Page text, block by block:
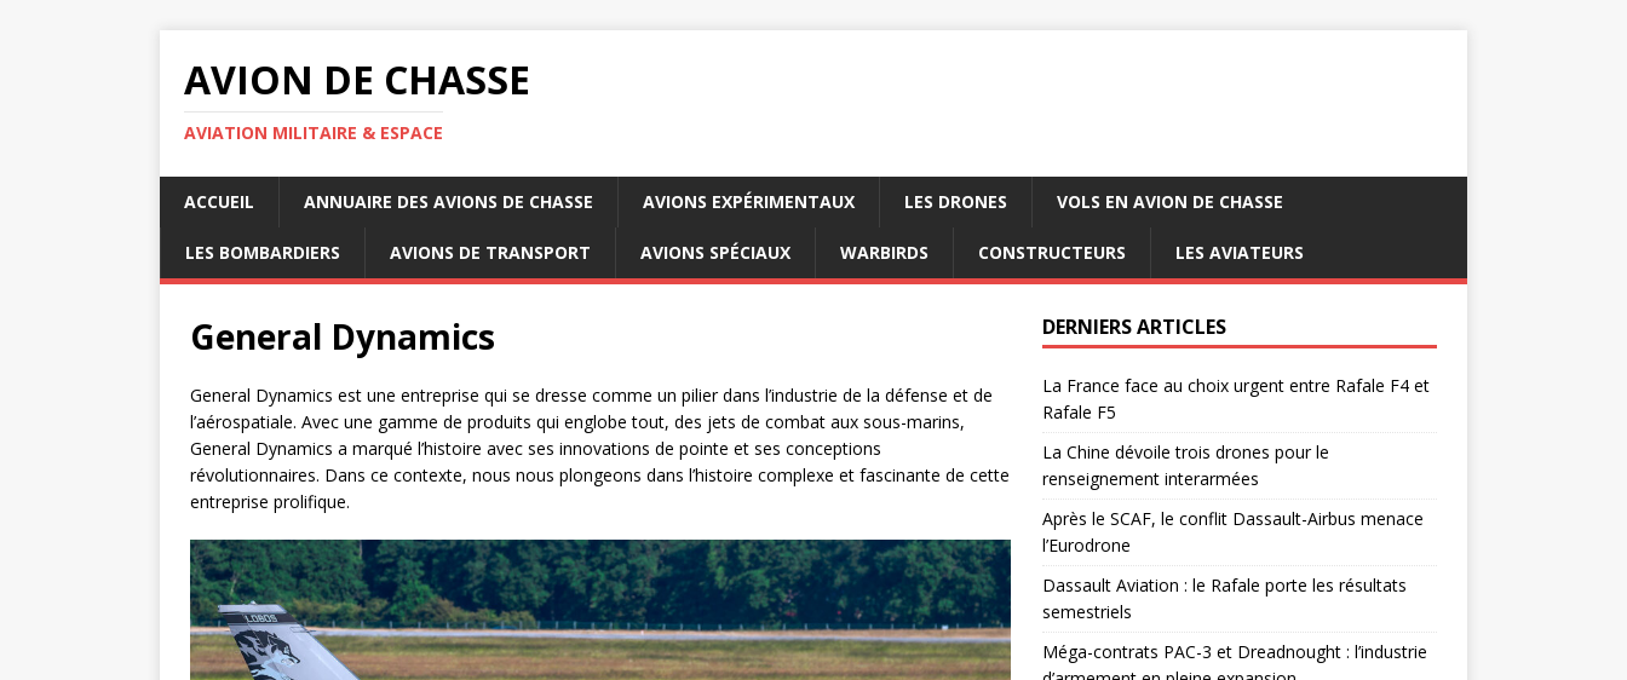
AVION DE CHASSE
AVIATION MILITAIRE & ESPACE
ACCUEIL ANNUAIRE DES AVIONS DE CHASSE AVIONS EXPÉRIMENTAUX LES DRONES VOLS EN AVION DE CHASSE
LES BOMBARDIERS AVIONS DE TRANSPORT AVIONS SPÉCIAUX WARBIRDS CONSTRUCTEURS LES AVIATEURS
General Dynamics
General Dynamics est une entreprise qui se dresse comme un pilier dans l’industrie de la défense et de
l’aérospatiale. Avec une gamme de produits qui englobe tout, des jets de combat aux sous-marins,
General Dynamics a marqué l’histoire avec ses innovations de pointe et ses conceptions
révolutionnaires. Dans ce contexte, nous nous plongeons dans l’histoire complexe et fascinante de cette
entreprise prolifique.
DERNIERS ARTICLES
La France face au choix urgent entre Rafale F4 et
Rafale F5
La Chine dévoile trois drones pour le
renseignement interarmées
Après le SCAF, le conflit Dassault-Airbus menace
l’Eurodrone
Dassault Aviation : le Rafale porte les résultats
semestriels
Méga-contrats PAC-3 et Dreadnought : l’industrie